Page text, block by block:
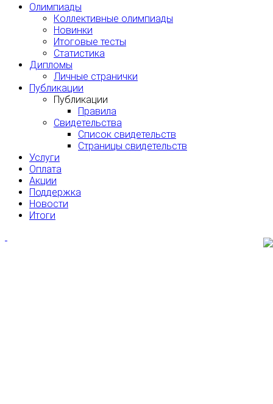
Олимпиады
Коллективные олимпиады
Новинки
Итоговые тесты
Статистика
Дипломы
Личные странички
Публикации
Публикации
Правила
Свидетельства
Список свидетельств
Страницы свидетельств
Услуги
Оплата
Акции
Поддержка
Новости
Итоги